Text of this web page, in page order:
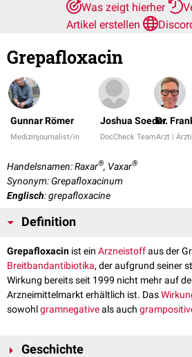
Was zeigt hierher
Artikel erstellen
Grepafloxacin
Gunnar Römer
Medizinjournalist/in
Joshua Soeder
DocCheck Team
Dr.
Arzt |
Handelsnamen: Raxar®, Vaxar®
Synonym: Grepafloxacinum
Englisch: grepafloxacine
Definition
Grepafloxacin ist ein Arzneistoffaus der
Breitbandantibiotika, der aufgrund seiner
Wirkung bereits seit 1999 nicht mehr auf
Arzneimittelmarkt erhältlich ist. Das
sowohlgramnegativeals auch
Geschichte